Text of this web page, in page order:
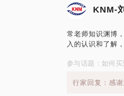
KNM-
常老师知识渊博
入的认识和了解
参与话题：如何
行家回复：感